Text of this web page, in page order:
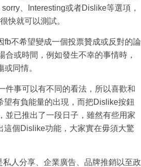
、Interesting或者Dislike等選項，
快就可以測試。
不希望變成一個投票贊成或反對的論
或時間，例如發生不幸的事情時，
同情。
件事可以有不同的看法，所以喜歡和
有負能量的出現，而把Dislike按鈕
並已推出了一段日子，雖然有些用家
這個Dislike功能，大家實在毋須大驚
人分享、企業廣告、品牌推銷以至政